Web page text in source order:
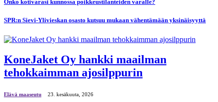
Onko kotivarasi kunnossa poikkeustilanteiden varalle?
SPR:n Sievi-Ylivieskan osasto kutsuu mukaan vähentämään yksinäisyyttä
KoneJaket Oy hankki maailman
tehokkaimman ajosilppurin
Elävä maaseutu 23. kesäkuuta, 2026